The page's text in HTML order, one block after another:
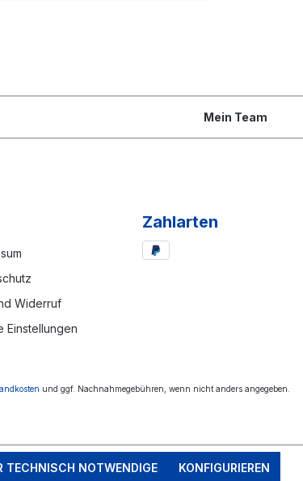
Mein Team
Widerruf
Einstellungen
Zahlarten
und ggf. Nachnahmegebühren, wenn nicht anders angegeben.
TECHNISCH NOTWENDIGE KONFIGURIEREN